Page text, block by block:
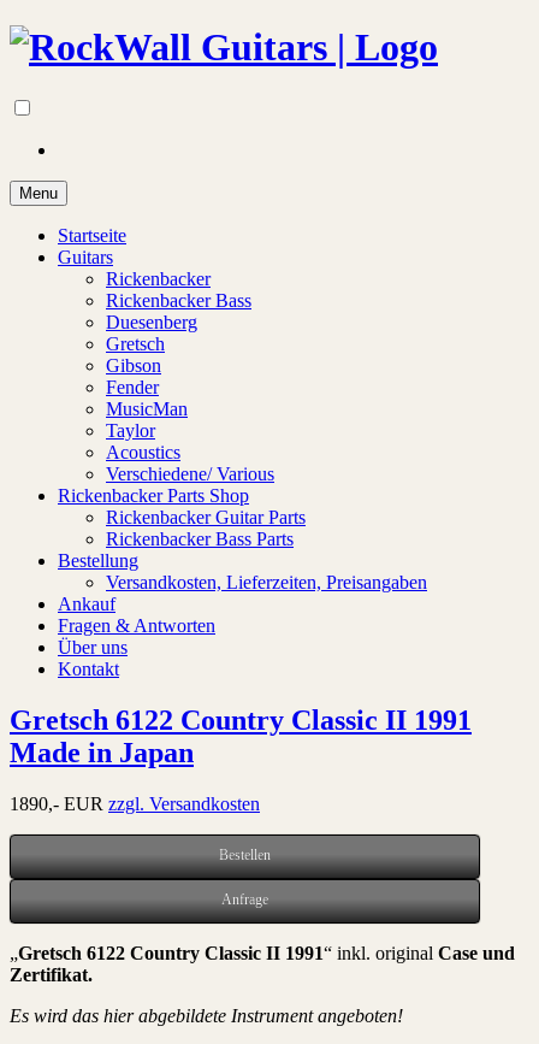
Menu
Startseite
Guitars
Rickenbacker
Rickenbacker Bass
Duesenberg
Gretsch
Gibson
Fender
MusicMan
Taylor
Acoustics
Verschiedene/ Various
Rickenbacker Parts Shop
Rickenbacker Guitar Parts
Rickenbacker Bass Parts
Bestellung
Versandkosten, Lieferzeiten, Preisangaben
Ankauf
Fragen & Antworten
Über uns
Kontakt
Gretsch 6122 Country Classic II 1991
Made in Japan
1890,- EUR zzgl. Versandkosten
Bestellen
Anfrage
„Gretsch 6122 Country Classic II 1991“ inkl. original Case und
Zertifikat.
Es wird das hier abgebildete Instrument angeboten!